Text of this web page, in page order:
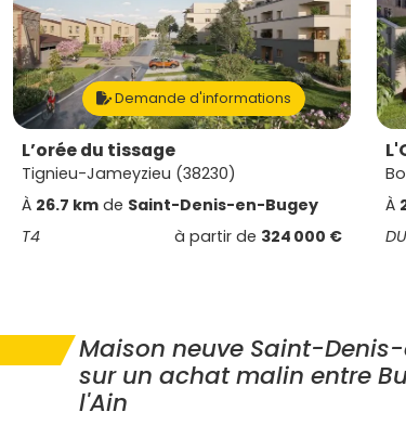
Demande d'informations
L’orée du tissage
Tignieu-Jameyzieu (38230)
À 26.7 km de Saint-Denis-en-Bugey
T4
à partir de 324 000 €
À
Maison neuve Saint-
sur un achat malin entre
l'Ain